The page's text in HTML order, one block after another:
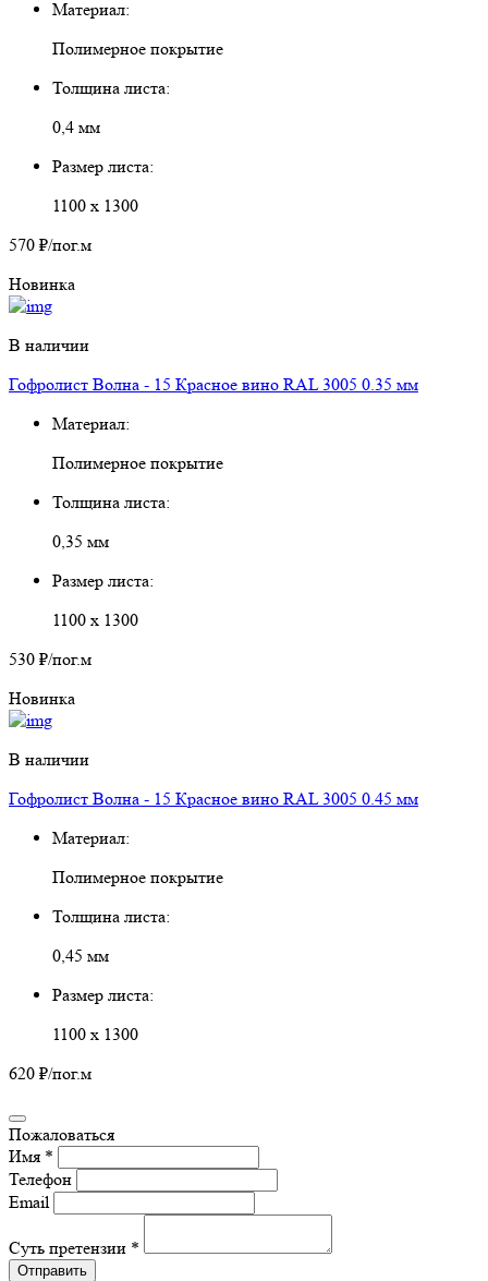
Материал:
Полимерное покрытие
Толщина листа:
0,4 мм
Размер листа:
1100 х 1300
570 ₽/пог.м
Новинка
В наличии
Гофролист Волна - 15 Красное вино RAL 3005 0.35 мм
Материал:
Полимерное покрытие
Толщина листа:
0,35 мм
Размер листа:
1100 х 1300
530 ₽/пог.м
Новинка
В наличии
Гофролист Волна - 15 Красное вино RAL 3005 0.45 мм
Материал:
Полимерное покрытие
Толщина листа:
0,45 мм
Размер листа:
1100 х 1300
620 ₽/пог.м
Пожаловаться
Имя *
Телефон
Email
Суть претензии *
Отправить